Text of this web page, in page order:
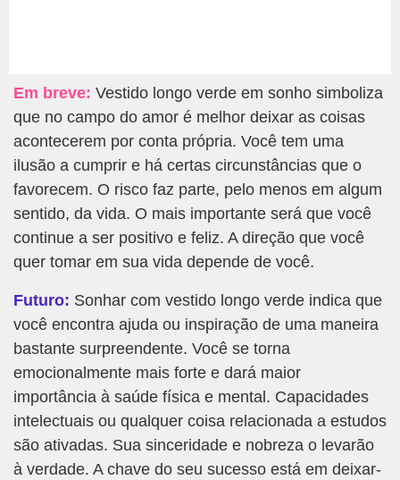
Em breve: Vestido longo verde em sonho simboliza
que no campo do amor é melhor deixar as coisas
acontecerem por conta própria. Você tem uma
ilusão a cumprir e há certas circunstâncias que o
favorecem. O risco faz parte, pelo menos em algum
sentido, da vida. O mais importante será que você
continue a ser positivo e feliz. A direção que você
quer tomar em sua vida depende de você.
Futuro: Sonhar com vestido longo verde indica que
você encontra ajuda ou inspiração de uma maneira
bastante surpreendente. Você se torna
emocionalmente mais forte e dará maior
importância à saúde física e mental. Capacidades
intelectuais ou qualquer coisa relacionada a estudos
são ativadas. Sua sinceridade e nobreza o levarão
à verdade. A chave do seu sucesso está em deixar-